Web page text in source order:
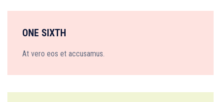
ONE SIXTH
At vero eos et accusamus.